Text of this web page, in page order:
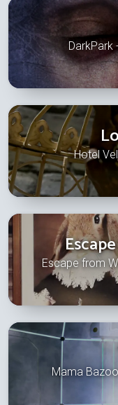
DarkPark
Hotel
Escape from
Mama